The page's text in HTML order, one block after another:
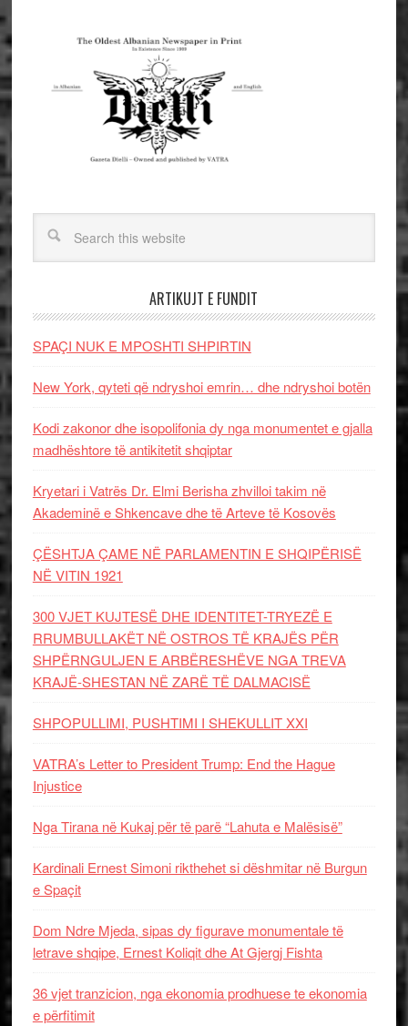
ARTIKUJT E FUNDIT
SPAÇI NUK E MPOSHTI SHPIRTIN
New York, qyteti që ndryshoi emrin… dhe ndryshoi botën
Kodi zakonor dhe isopolifonia dy nga monumentet e gjalla
madhështore të antikitetit shqiptar
Kryetari i Vatrës Dr. Elmi Berisha zhvilloi takim në
Akademinë e Shkencave dhe të Arteve të Kosovës
ÇËSHTJA ÇAME NË PARLAMENTIN E SHQIPËRISË
NË VITIN 1921
300 VJET KUJTESË DHE IDENTITET-TRYEZË E
RRUMBULLAKËT NË OSTROS TË KRAJËS PËR
SHPËRNGULJEN E ARBËRESHËVE NGA TREVA
KRAJË-SHESTAN NË ZARË TË DALMACISË
SHPOPULLIMI, PUSHTIMI I SHEKULLIT XXI
VATRA’s Letter to President Trump: End the Hague
Injustice
Nga Tirana në Kukaj për të parë “Lahuta e Malësisë”
Kardinali Ernest Simoni rikthehet si dëshmitar në Burgun
e Spaçit
Dom Ndre Mjeda, sipas dy figurave monumentale të
letrave shqipe, Ernest Koliqit dhe At Gjergj Fishta
36 vjet tranzicion, nga ekonomia prodhuese te ekonomia
e përfitimit